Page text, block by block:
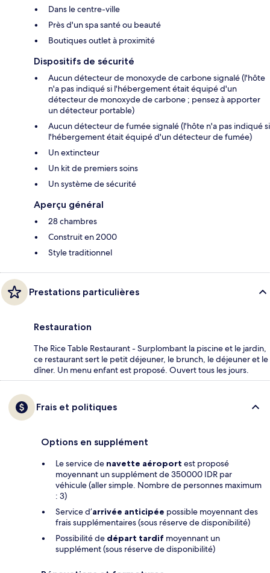
Dans le centre-ville
Près d'un spa santé ou beauté
Boutiques outlet à proximité
Dispositifs de sécurité
Aucun détecteur de monoxyde de carbone signalé (l'hôte
n'a pas indiqué si l'hébergement était équipé d'un
détecteur de monoxyde de carbone ; pensez à apporter
un détecteur portable)
Aucun détecteur de fumée signalé (l'hôte n'a pas indiqué si
l'hébergement était équipé d'un détecteur de fumée)
Un extincteur
Un kit de premiers soins
Un système de sécurité
Aperçu général
28 chambres
Construit en 2000
Style traditionnel
Prestations particulières
Restauration
The Rice Table Restaurant - Surplombant la piscine et le jardin,
ce restaurant sert le petit déjeuner, le brunch, le déjeuner et le
dîner. Un menu enfant est proposé. Ouvert tous les jours.
Frais et politiques
Options en supplément
Le service de navette aéroport est proposé
moyennant un supplément de 350000 IDR par
véhicule (aller simple. Nombre de personnes maximum
: 3)
Service d’arrivée anticipée possible moyennant des
frais supplémentaires (sous réserve de disponibilité)
Possibilité de départ tardif moyennant un
supplément (sous réserve de disponibilité)